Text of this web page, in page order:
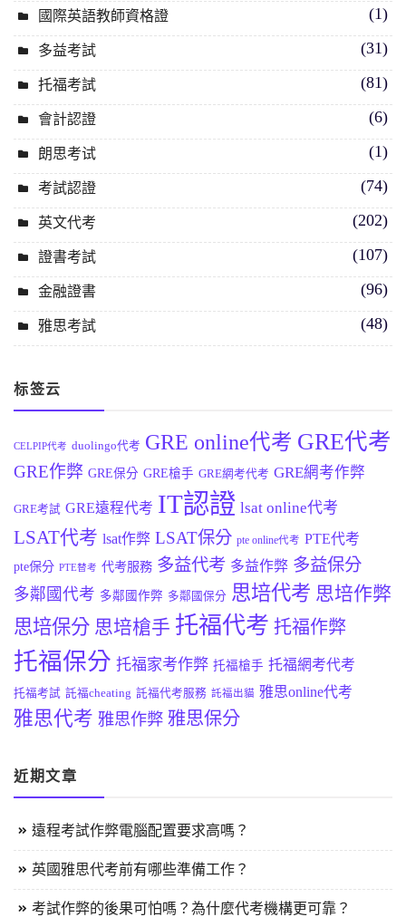
國際英語教師資格證 (1)
多益考試 (31)
托福考試 (81)
會計認證 (6)
朗思考试 (1)
考試認證 (74)
英文代考 (202)
證書考試 (107)
金融證書 (96)
雅思考試 (48)
标签云
CELPIP代考 duolingo代考 GRE online代考 GRE代考
GRE作弊 GRE保分 GRE槍手 GRE網考代考 GRE網考作弊
GRE考試 GRE遠程代考 IT認證 lsat online代考
LSAT代考 lsat作弊 LSAT保分 pte online代考 PTE代考
pte保分 PTE替考 代考服務 多益代考 多益作弊 多益保分
多鄰國代考 多鄰國作弊 多鄰國保分 思培代考 思培作弊
思培保分 思培槍手 托福代考 托福作弊
托福保分 托福家考作弊 托福槍手 托福網考代考
托福考試 託福cheating 託福代考服務 託福出貓 雅思online代考
雅思代考 雅思作弊 雅思保分
近期文章
遠程考試作弊電腦配置要求高嗎？
英國雅思代考前有哪些準備工作？
考試作弊的後果可怕嗎？為什麼代考機構更可靠？